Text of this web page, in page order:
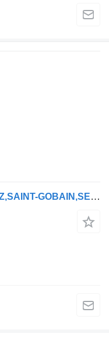
Boczna szyba MERCEDES-BENZ,SAINT-GOBAIN,SEKURIT Atego 2 1222 (01.04-) A9737200418 do ciągnika siodłowego Mercedes-Benz Atego, Atego 2, Atego 3 (1996-)